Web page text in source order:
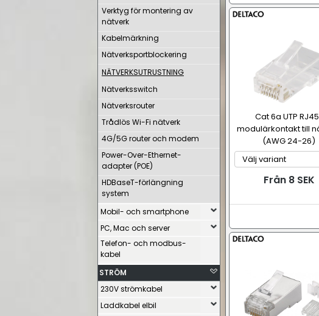
Verktyg för montering av
nätverk
Kabelmärkning
Nätverksportblockering
NÄTVERKSUTRUSTNING
Nätverksswitch
Nätverksrouter
Trådlös Wi-Fi nätverk
4G/5G router och modem
Power-Over-Ethernet-
adapter (POE)
HDBaseT-förlängning
system
Mobil- och smartphone
PC, Mac och server
Telefon- och modbus-
kabel
STRÖM
230V strömkabel
Laddkabel elbil
Cat 6a UTP
modulärkontakt till
(AWG 24-26)
Från 8 SEK